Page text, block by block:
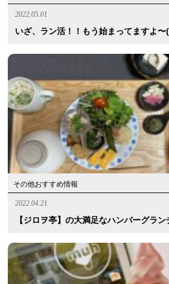
2022.05.01
いざ、ラン活！！もう始まってますよ
その他おすすめ情報
2022.04.21
【ジロヲ亭】の大満足なハンバーグラ